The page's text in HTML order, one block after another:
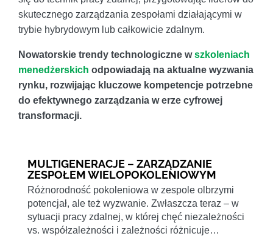
skutecznego zarządzania zespołami działającymi w
trybie hybrydowym lub całkowicie zdalnym.
Nowatorskie trendy technologiczne wszkoleniach
menedżerskich odpowiadają na aktualne wyzwania
rynku, rozwijając kluczowe kompetencje potrzebne
do efektywnego zarządzania w erze cyfrowej
transformacji.
MULTIGENERACJE – ZARZĄDZANIE
ZESPOŁEM WIELOPOKOLENIOWYM
Różnorodność pokoleniowa w zespole olbrzymi
potencjał, ale też wyzwanie. Zwłaszcza teraz – w
sytuacji pracy zdalnej, w której chęć niezależności
vs. współzależności i zależności różnicuje…